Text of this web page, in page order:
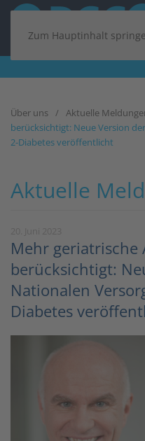
Zum Hauptinhalt
Über uns Aktuelle
berücksichtigt: Neue Version
2-Diabetes veröffentlicht
Aktuelle
Mehr geriatrische
berücksichtigt:
Nationalen
Diabetes